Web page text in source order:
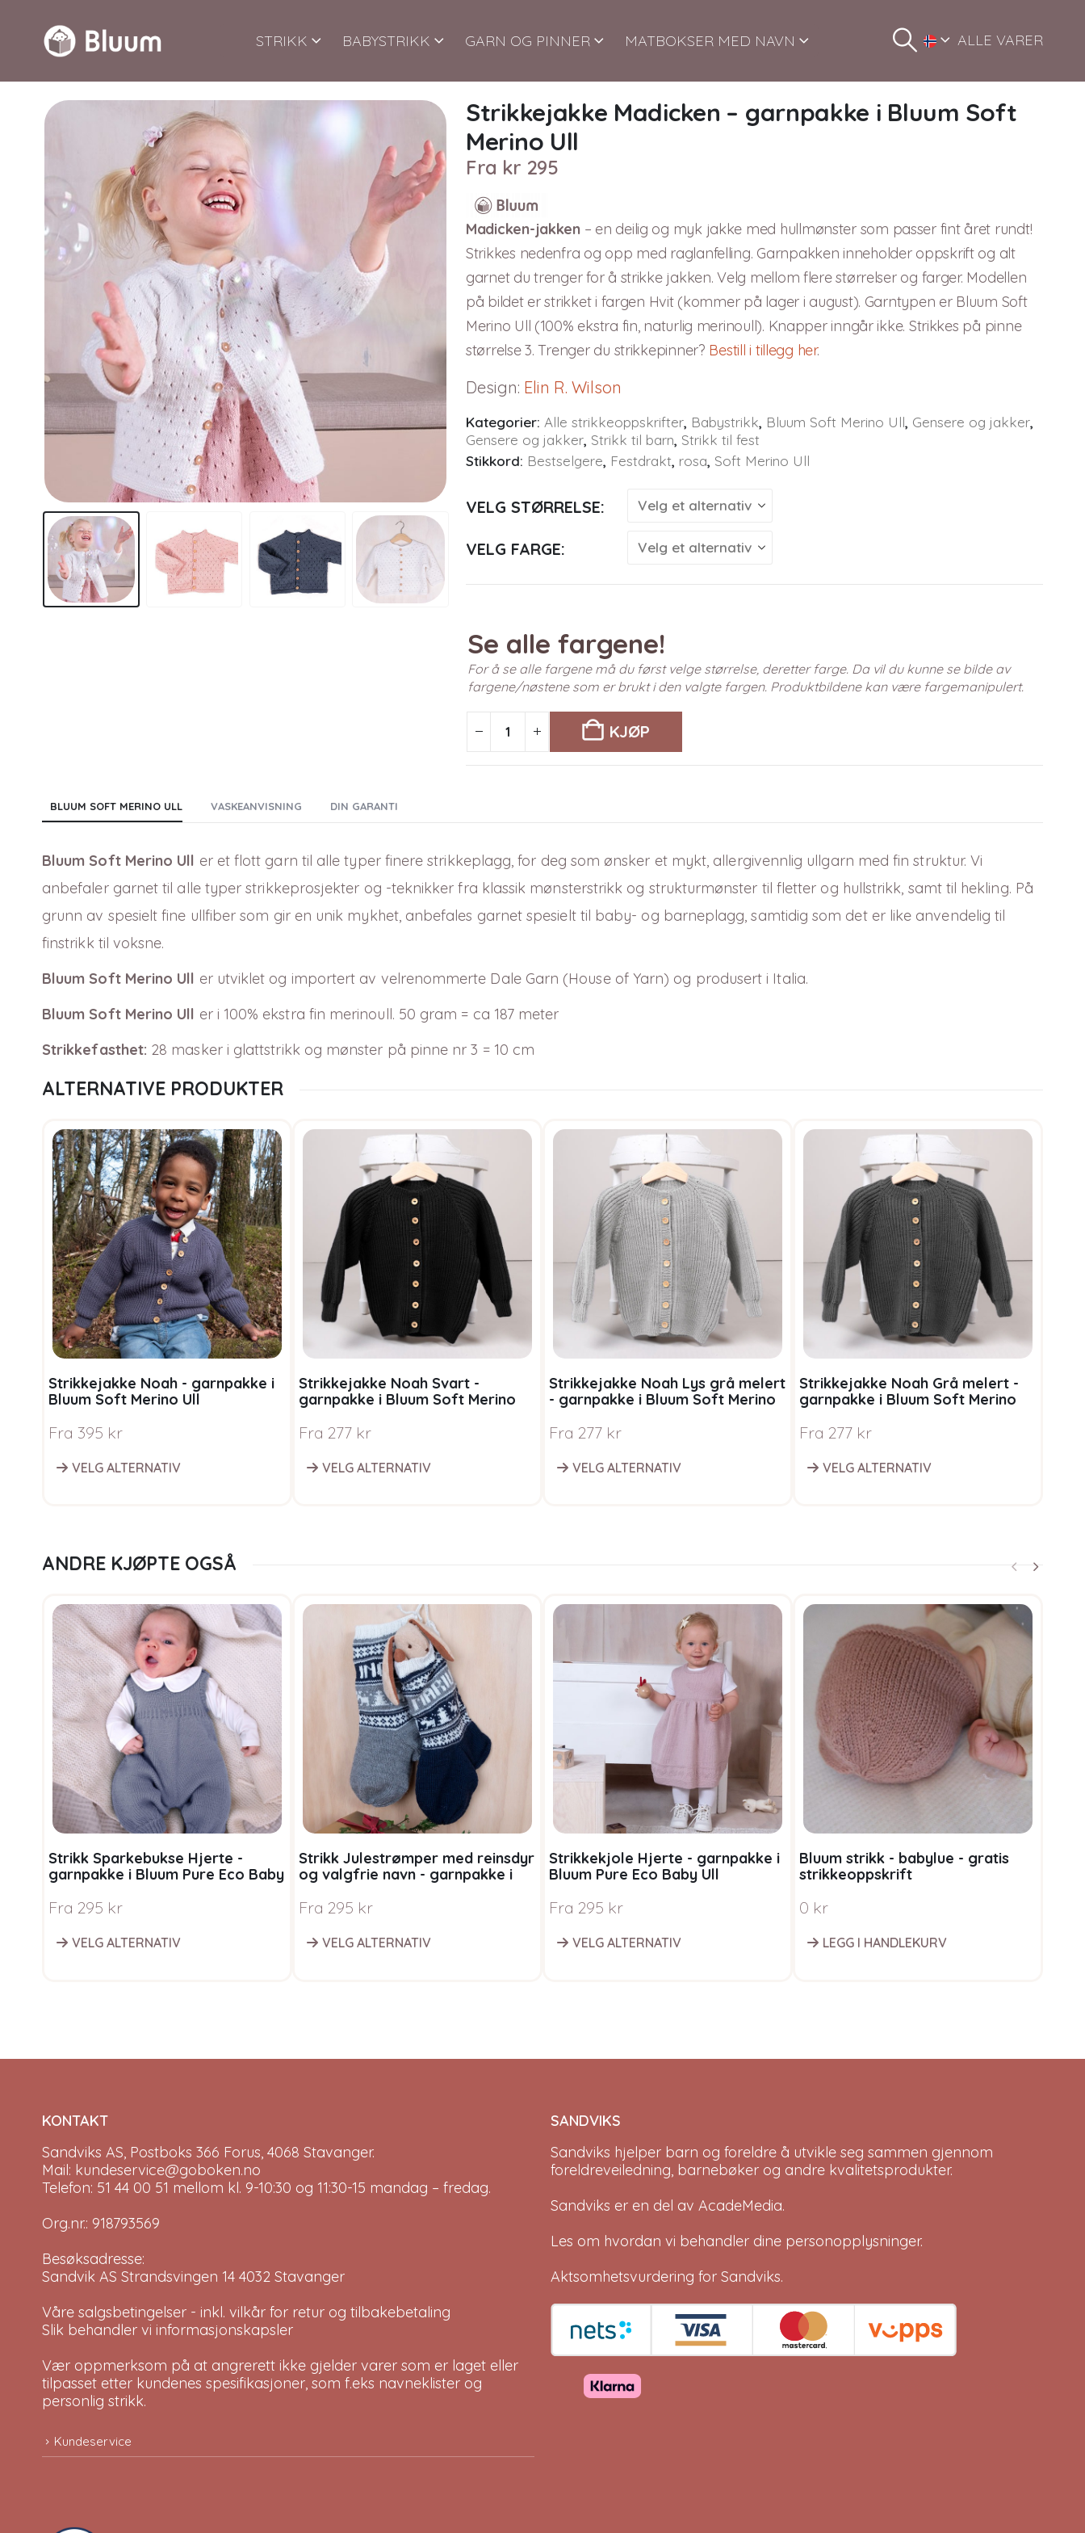
STRIKK BABYSTRIKK GARN OG PINNER MATBOKSER MED NAVN ALLE VARER
Strikkejakke Madicken – garnpakke i Bluum Soft
Merino Ull
Fra kr 295
Madicken-jakken– en deilig og myk jakke med hullmønster som passer fint året rundt!
Strikkes nedenfra og opp med raglanfelling. Garnpakken inneholder oppskrift og alt
garnet du trenger for å strikke jakken. Velg mellom flere størrelser og farger. Modellen
på bildet er strikket i fargen Hvit (kommer på lager i august). Garntypen er Bluum Soft
Merino Ull (100% ekstra fin, naturlig merinoull). Knapper inngår ikke. Strikkes på pinne
størrelse 3. Trenger du strikkepinner? Bestill i tillegg her.
Design: Elin R. Wilson
Kategorier: Alle strikkeoppskrifter, Babystrikk, Bluum Soft Merino Ull, Gensere og jakker,
Gensere og jakker, Strikk til barn, Strikk til fest
Stikkord: Bestselgere, Festdrakt, rosa, Soft Merino Ull
VELG STØRRELSE
VELG FARGE
Se alle fargene!
For å se alle fargene må du først velge størrelse, deretter farge. Da vil du kunne se bilde av
fargene/nøstene som er brukt i den valgte fargen. Produktbildene kan være fargemanipulert.
KJØP
BLUUM SOFT MERINO ULL VASKEANVISNING DIN GARANTI
Bluum Soft Merino Ull er et flott garn til alle typer finere strikkeplagg, for deg som ønsker et mykt, allergivennlig ullgarn med fin struktur. Vi
anbefaler garnet til alle typer strikkeprosjekter og -teknikker fra klassik mønsterstrikk og strukturmønster til fletter og hullstrikk, samt til hekling. På
grunn av spesielt fine ullfiber som gir en unik mykhet, anbefales garnet spesielt til baby- og barneplagg, samtidig som det er like anvendelig til
finstrikk til voksne.
Bluum Soft Merino Ull er utviklet og importert av velrenommerte Dale Garn (House of Yarn) og produsert i Italia.
Bluum Soft Merino Ull er i 100% ekstra fin merinoull. 50 gram = ca 187 meter
Strikkefasthet: 28 masker i glattstrikk og mønster på pinne nr 3 = 10 cm
ALTERNATIVE PRODUKTER
Strikkejakke Noah - garnpakke i
Bluum Soft Merino Ull
Fra 395 kr
VELG ALTERNATIV
Strikkejakke Noah Svart -
garnpakke i Bluum Soft Merino
Fra 277 kr
VELG ALTERNATIV
Strikkejakke Noah Lys grå melert
- garnpakke i Bluum Soft Merino
Fra 277 kr
VELG ALTERNATIV
Strikkejakke Noah Grå melert -
garnpakke i Bluum Soft Merino
Fra 277 kr
VELG ALTERNATIV
ANDRE KJØPTE OGSÅ
Strikk Sparkebukse Hjerte -
garnpakke i Bluum Pure Eco Baby
Fra 295 kr
VELG ALTERNATIV
Strikk Julestrømper med reinsdyr
og valgfrie navn - garnpakke i
Fra 295 kr
VELG ALTERNATIV
Strikkekjole Hjerte - garnpakke i
Bluum Pure Eco Baby Ull
Fra 295 kr
VELG ALTERNATIV
Bluum strikk - babylue - gratis
strikkeoppskrift
0 kr
LEGG I HANDLEKURV
KONTAKT
Sandviks AS, Postboks 366 Forus, 4068 Stavanger.
Mail: kundeservice@goboken.no
Telefon: 51 44 00 51 mellom kl. 9-10:30 og 11:30-15 mandag – fredag.
Org.nr.: 918793569
Besøksadresse:
Sandvik AS Strandsvingen 14 4032 Stavanger
Våre salgsbetingelser - inkl. vilkår for retur og tilbakebetaling
Slik behandler vi informasjonskapsler
Vær oppmerksom på at angrerett ikke gjelder varer som er laget eller
tilpasset etter kundenes spesifikasjoner, som f.eks navneklister og
personlig strikk.
Kundeservice
SANDVIKS
Sandviks hjelper barn og foreldre å utvikle seg sammen gjennom
foreldreveiledning, barnebøker og andre kvalitetsprodukter.
Sandviks er en del av AcadeMedia.
Les om hvordan vi behandler dine personopplysninger.
Aktsomhetsvurdering for Sandviks.